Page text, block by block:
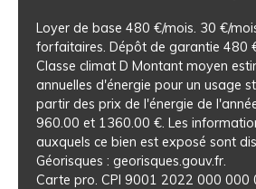
Loyer de base 480 €/mois. 30 €/
forfaitaires. Dépôt de garantie 480
Classe climat D Montant moyen
annuelles d'énergie pour un usage
partir des prix de l'énergie de
960.00 et 1360.00 €. Les
auxquels ce bien est exposé sont
Géorisques : georisques.gouv.fr.
Carte pro. CPI 9001 2022 000 000